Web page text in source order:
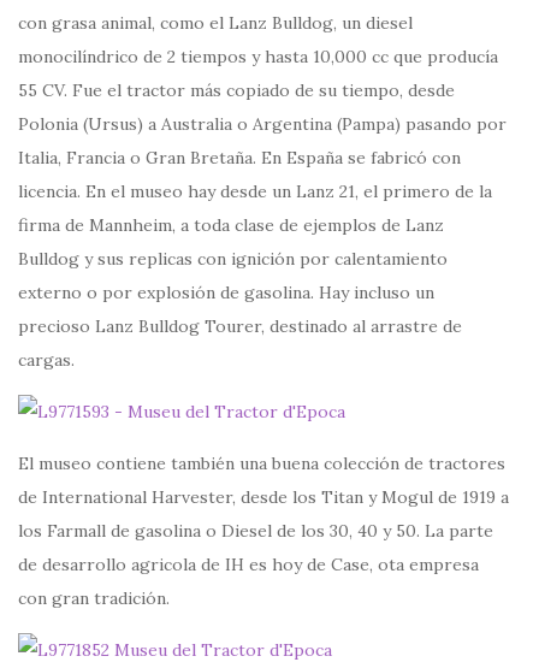
con grasa animal, como el Lanz Bulldog, un diesel
monocilíndrico de 2 tiempos y hasta 10,000 cc que producía
55 CV. Fue el tractor más copiado de su tiempo, desde
Polonia (Ursus) a Australia o Argentina (Pampa) pasando por
Italia, Francia o Gran Bretaña. En España se fabricó con
licencia. En el museo hay desde un Lanz 21, el primero de la
firma de Mannheim, a toda clase de ejemplos de Lanz
Bulldog y sus replicas con ignición por calentamiento
externo o por explosión de gasolina. Hay incluso un
precioso Lanz Bulldog Tourer, destinado al arrastre de
cargas.
El museo contiene también una buena colección de tractores
de International Harvester, desde los Titan y Mogul de 1919 a
los Farmall de gasolina o Diesel de los 30, 40 y 50. La parte
de desarrollo agricola de IH es hoy de Case, ota empresa
con gran tradición.